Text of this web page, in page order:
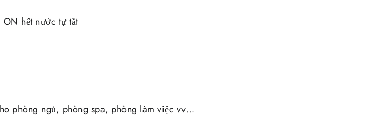
hết nước tự tắt
phòng ngủ, phòng spa, phòng làm việc vv…